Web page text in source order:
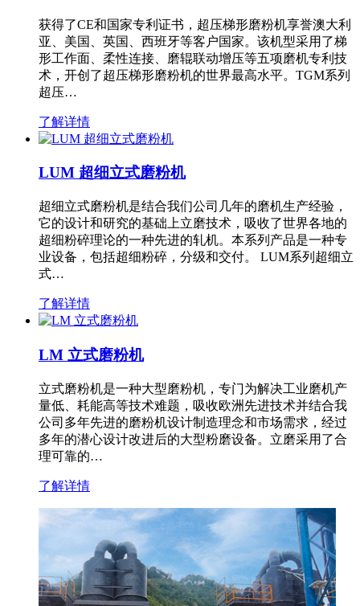
获得了CE和国家专利证书，超压梯形磨粉机享誉澳大利
亚、美国、英国、西班牙等客户国家。该机型采用了梯
形工作面、柔性连接、磨辊联动增压等五项磨机专利技
术，开创了超压梯形磨粉机的世界最高水平。TGM系列
超压…
了解详情
LUM 超细立式磨粉机
超细立式磨粉机是结合我们公司几年的磨机生产经验，
它的设计和研究的基础上立磨技术，吸收了世界各地的
超细粉碎理论的一种先进的轧机。本系列产品是一种专
业设备，包括超细粉碎，分级和交付。 LUM系列超细立
式…
了解详情
LM 立式磨粉机
立式磨粉机是一种大型磨粉机，专门为解决工业磨机产
量低、耗能高等技术难题，吸收欧洲先进技术并结合我
公司多年先进的磨粉机设计制造理念和市场需求，经过
多年的潜心设计改进后的大型粉磨设备。立磨采用了合
理可靠的…
了解详情